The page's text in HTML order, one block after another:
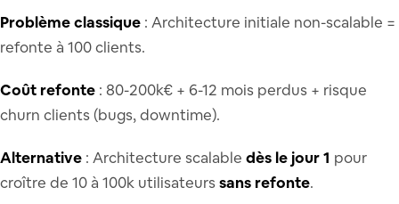
Problème classique : Architecture initiale non-scalable =
refonte à 100 clients.
Coût refonte : 80-200k€ + 6-12 mois perdus + risque
churn clients (bugs, downtime).
Alternative : Architecture scalable dès le jour 1 pour
croître de 10 à 100k utilisateurssans refonte.